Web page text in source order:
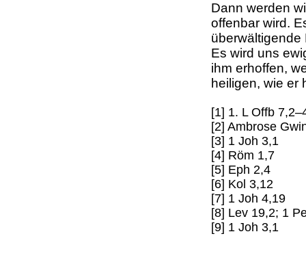
Dann werden
offenbar wird.
überwältigende
Es wird uns
ihm erhoffen,
heiligen, wie er
[1] 1. L Offb
[2] Ambrose
[3] 1 Joh 3,1
[4] Röm 1,7
[5] Eph 2,4
[6] Kol 3,12
[7] 1 Joh 4,19
[8] Lev 19,2; 1
[9] 1 Joh 3,1